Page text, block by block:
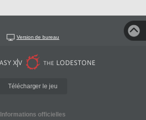
Version de bureau
Télécharger le jeu
Informations officielles